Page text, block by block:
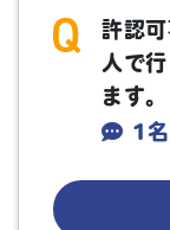
許認
人で
ます。
1